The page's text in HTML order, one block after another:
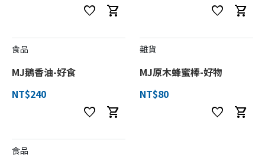
favorite shopping_cart favorite shopping_cart
食品
MJ鵝香油-好食
NT$240
favorite shopping_cart
雜貨
MJ原木蜂蜜棒-好物
NT$80
favorite shopping_cart
食品